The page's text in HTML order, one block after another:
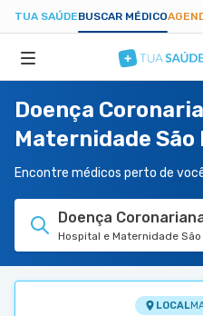
TUA SAÚDEBUSCAR MÉDICO
ESPECIALIDADES
HOSPITAIS
TUASAUDE.COM
Doença
Maternidade São
Encontre médicos perto de
Doença
Hospital e Maternidade São
LOCAL